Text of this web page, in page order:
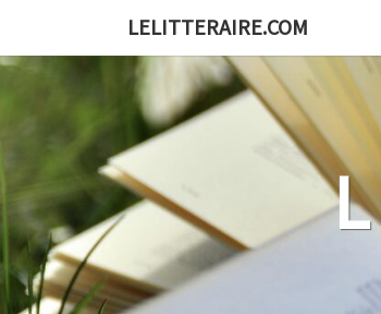
content
LELITTERAIRE.COM